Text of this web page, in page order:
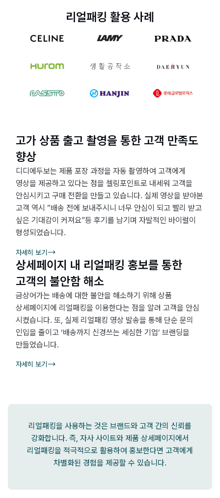
리얼패킹 활용 사례
고가 상품 출고 촬영을 통한 고객 만족도
향상
디디에두보는 제품 포장 과정을 자동 촬영하여 고객에게
영상을 제공하고 있다는 점을 셀링포인트로 내세워 고객을
안심시키고 구매 전환을 만들고 있습니다. 실제 영상을 받아본
고객 역시 “배송 전에 보내주시니 너무 안심이 되고 빨리 받고
싶은 기대감이 커져요”등 후기를 남기며 자발적인 바이럴이
형성되었습니다.
자세히 보기
상세페이지 내 리얼패킹 홍보를 통한
고객의 불안함 해소
금상어가는 배송에 대한 불안을 해소하기 위해 상품
상세페이지에 리얼패킹을 이용한다는 점을 알려 고객을 안심
시켰습니다. 또, 실제 리얼패킹 영상 발송을 통해 단순 문의
인입을 줄이고 ‘배송까지 신경쓰는 세심한 기업’ 브랜딩을
만들었습니다.
자세히 보기
리얼패킹을 사용하는 것은 브랜드와 고객 간의 신뢰를
강화합니다. 즉, 자사 사이트와 제품 상세페이지에서
리얼패킹을 적극적으로 활용하여 홍보한다면 고객에게
차별화된 경험을 제공할 수 있습니다.